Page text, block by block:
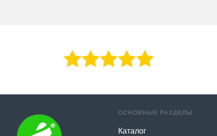
ОСНОВНЫЕ РАЗДЕЛЫ
Каталог